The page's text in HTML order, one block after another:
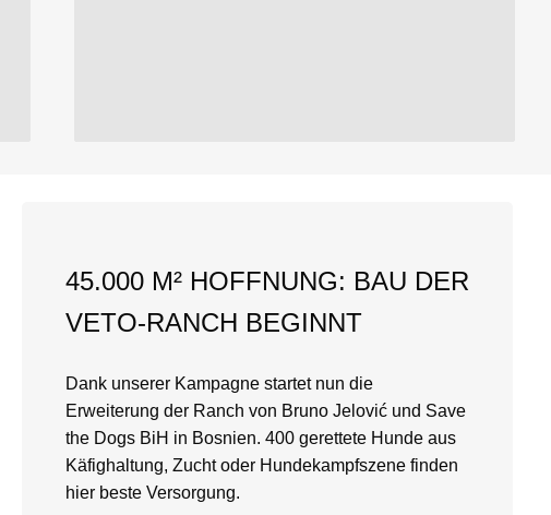
45.000 M² HOFFNUNG: BAU DER
VETO-RANCH BEGINNT
Dank unserer Kampagne startet nun die
Erweiterung der Ranch von Bruno Jelović und Save
the Dogs BiH in Bosnien. 400 gerettete Hunde aus
Käfighaltung, Zucht oder Hundekampfszene finden
hier beste Versorgung.